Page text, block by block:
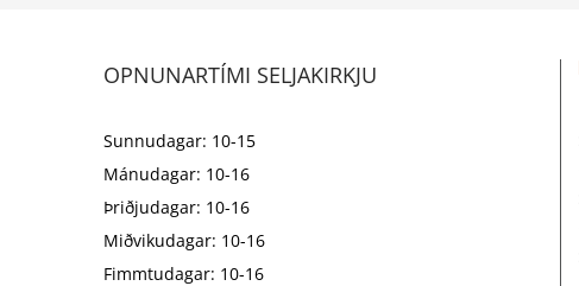
OPNUNARTÍMI SELJAKIRKJU
Sunnudagar: 10-15
Mánudagar: 10-16
Þriðjudagar: 10-16
Miðvikudagar: 10-16
Fimmtudagar: 10-16